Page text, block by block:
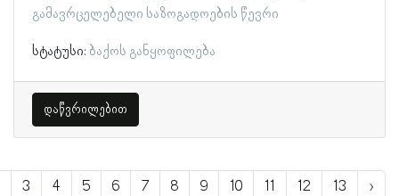
გამავრცელებელი საზოგადოების წევრი
სტატუსი: ბაქოს განყოფილება
დაწვრილებით
3 4 5 6 7 8 9 10 11 12 13 ›